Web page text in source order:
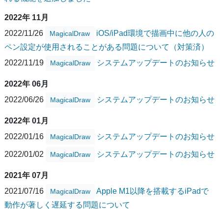
2022年 11月
2022/11/26
MagicalDraw
iOS/iPad環境で描画中に他の人の
ペン設定が使用されることがある問題について（対策済）
2022/11/19
MagicalDraw システムアップデートのお知らせ
2022年 06月
2022/06/26
MagicalDraw システムアップデートのお知らせ
2022年 01月
2022/01/16
MagicalDraw システムアップデートのお知らせ
2022/01/02 MagicalDraw システムアップデートのお知らせ
2021年 07月
2021/07/16
MagicalDraw
Apple M1以降を搭載するiPadで
動作が著しく遅延する問題について